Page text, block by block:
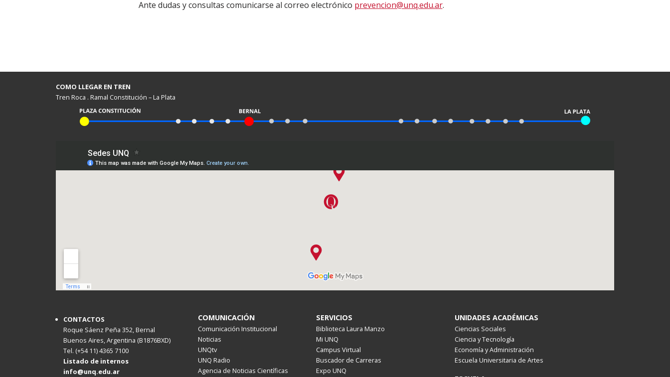
Ante dudas y consultas comunicarse al correo electrónico prevencion@unq.edu.ar.
COMO LLEGAR EN TREN
Tren Roca . Ramal Constitución – La Plata
CONTACTOS
Roque Sáenz Peña 352, Bernal
Buenos Aires, Argentina (B1876BXD)
Tel. (+54 11) 4365 7100
Listado de internos
info@unq.edu.ar
COMUNICACIÓN
Comunicación Institucional
Noticias
UNQtv
UNQ Radio
Agencia de Noticias Científicas
SERVICIOS
Biblioteca Laura Manzo
Mi UNQ
Campus Virtual
Buscador de Carreras
Expo UNQ
UNIDADES ACADÉMICAS
Ciencias Sociales
Ciencia y Tecnología
Economía y Administración
Escuela Universitaria de Artes